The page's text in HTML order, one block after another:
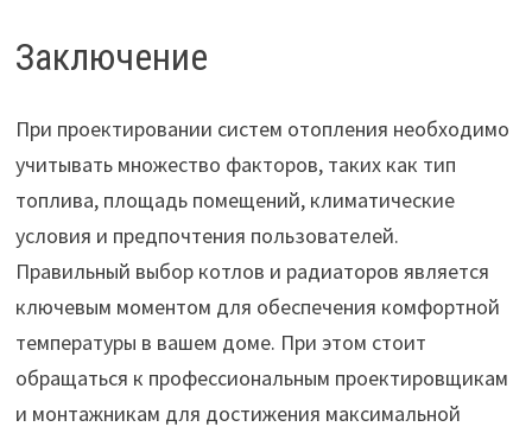
Заключение
При проектировании систем отопления необходимо
учитывать множество факторов, таких как тип
топлива, площадь помещений, климатические
условия и предпочтения пользователей.
Правильный выбор котлов и радиаторов является
ключевым моментом для обеспечения комфортной
температуры в вашем доме. При этом стоит
обращаться к профессиональным проектировщикам
и монтажникам для достижения максимальной